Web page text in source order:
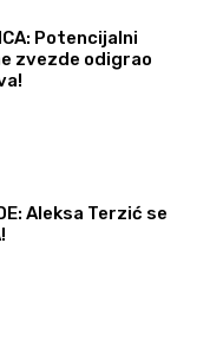
Potencijalni
zvezde odigrao
Aleksa Terzić se